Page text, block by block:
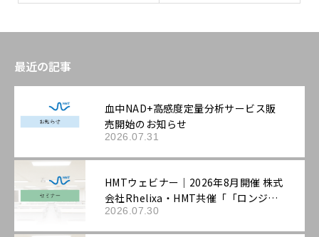
最近の記事
血中NAD+高感度定量分析サービス販
売開始のお知らせ
2026.07.31
HMTウェビナー｜2026年8月開催 株式
会社Rhelixa・HMT共催「「ロンジェ
ビティ」を科学する：最先端の抗老化
評価戦略」
2026.07.30